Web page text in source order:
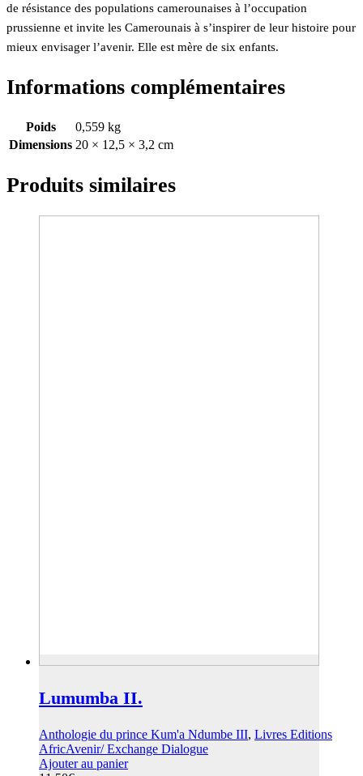
de résistance des populations camerounaises à l’occupation
prussienne et invite les Camerounais à s’inspirer de leur histoire pour
mieux envisager l’avenir. Elle est mère de six enfants.
Informations complémentaires
Poids
0,559 kg
Dimensions 20 × 12,5 × 3,2 cm
Produits similaires
Lumumba II.
Anthologie du prince Kum'a Ndumbe III, Livres Editions
AfricAvenir/ Exchange Dialogue
Ajouter au panier